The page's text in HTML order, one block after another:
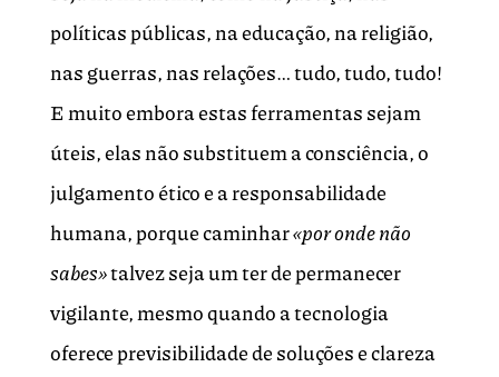
políticas públicas, na educação, na religião,
nas guerras, nas relações… tudo, tudo, tudo!
E muito embora estas ferramentas sejam
úteis, elas não substituem a consciência, o
julgamento ético e a responsabilidade
humana, porque caminhar«por onde não
sabes»talvez seja um ter de permanecer
vigilante, mesmo quando a tecnologia
oferece previsibilidade de soluções e clareza